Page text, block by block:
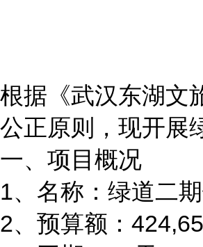
根据《武汉东湖文
公正原则，现开展
一、项目概况
1、名称：绿道二
2、预算额：